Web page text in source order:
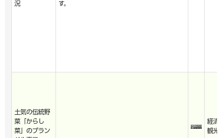
況
す。
土気の伝統野
菜「からし
菜」のブラン
経済
観光